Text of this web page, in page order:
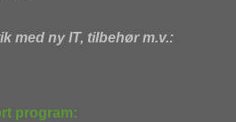
med ny IT, tilbehør m.v.:
program: